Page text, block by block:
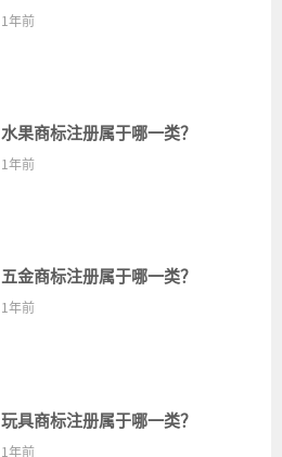
1年前
水果商标注册属于哪一类？
1年前
五金商标注册属于哪一类？
1年前
玩具商标注册属于哪一类？
1年前